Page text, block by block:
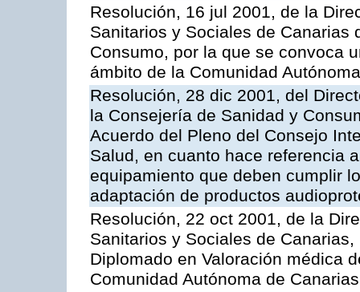
Resolución, 16 jul 2001, de la
Sanitarios y Sociales de Canarias
Consumo, por la que se convoca
ámbito de la Comunidad
Resolución, 28 dic 2001, del
la Consejería de Sanidad y
Acuerdo del Pleno del Consejo
Salud, en cuanto hace referencia
equipamiento que deben cumplir
adaptación de productos
Resolución, 22 oct 2001, de la
Sanitarios y Sociales de
Diplomado en Valoración médica
Comunidad Autónoma de